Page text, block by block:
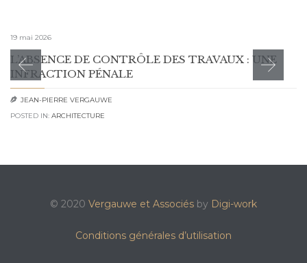
19 mai 2026
L’ABSENCE DE CONTRÔLE DES TRAVAUX : UNE
INFRACTION PÉNALE
 JEAN-PIERRE VERGAUWE
POSTED IN: ARCHITECTURE
© 2020 Vergauwe et Associés by Digi-work
Conditions générales d’utilisation